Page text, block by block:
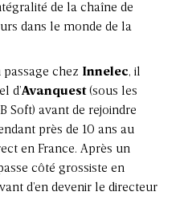
de la chaîne de
dans le monde de la
passage chez Innelec, il
d’Avanquest(sous les
Soft) avant de rejoindre
près de 10 ans au
en France. Après un
côté grossiste en
d’en devenir le directeur